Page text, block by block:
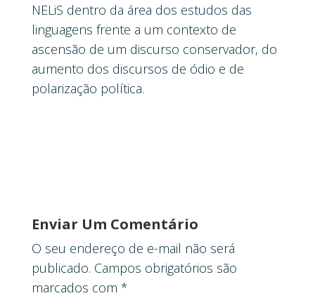
NELiS dentro da área dos estudos das
linguagens frente a um contexto de
ascensão de um discurso conservador, do
aumento dos discursos de ódio e de
polarização política.
Enviar Um Comentário
O seu endereço de e-mail não será
publicado. Campos obrigatórios são
marcados com *